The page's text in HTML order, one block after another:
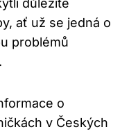
důležité
ať už se jedná o
problémů
o
v Českých